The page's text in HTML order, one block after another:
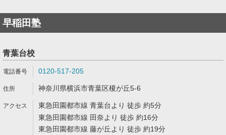
早稲田塾
青葉台校
0120-517-205
神奈川県横浜市青葉区榎が丘5-6
東急田園都市線 青葉台より 徒歩 約5分
東急田園都市線 田奈より 徒歩 約16分
東急田園都市線 藤が丘より 徒歩 約19分